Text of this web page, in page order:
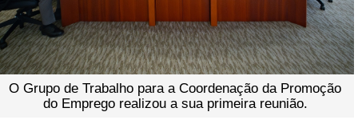
O Grupo de Trabalho para a Coordenação da Promoção
do Emprego realizou a sua primeira reunião.